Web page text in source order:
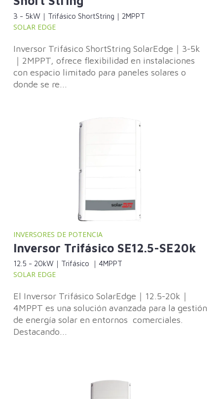
3 - 5kW｜Trifásico ShortString｜2MPPT
SOLAR EDGE
Inversor Trifásico ShortString SolarEdge｜3-5k
｜2MPPT, ofrece flexibilidad en instalaciones
con espacio limitado para paneles solares o
donde se re...
INVERSORES DE POTENCIA
Inversor Trifásico SE12.5-SE20k
12.5 - 20kW｜Trifásico ｜4MPPT
SOLAR EDGE
El Inversor Trifásico SolarEdge｜12.5-20k｜
4MPPT es una solución avanzada para la gestión
de energía solar en entornos comerciales.
Destacando...